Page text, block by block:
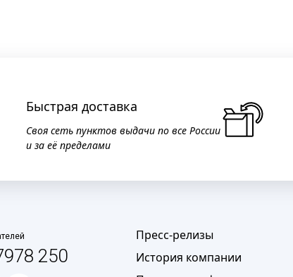
Быстрая доставка
Своя сеть пунктов выдачи по все России
и за её пределами
250
Пресс-релизы
История компании